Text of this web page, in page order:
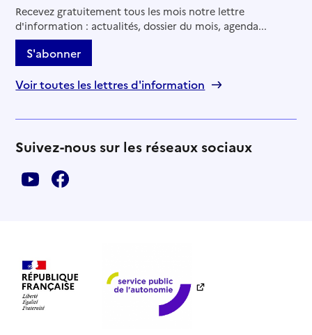
Recevez gratuitement tous les mois notre lettre
d'information : actualités, dossier du mois, agenda...
S'abonner
Voir toutes les lettres d'information
Suivez-nous sur les réseaux sociaux